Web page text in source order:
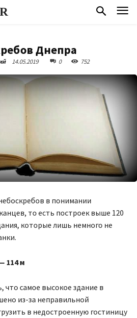
Днепра
14.05.2019 0 752
в понимании
то есть построек выше 120
которые лишь немного не
114 м
что самое высокое здание в
из-за неправильной
в недостроенную гостиницу